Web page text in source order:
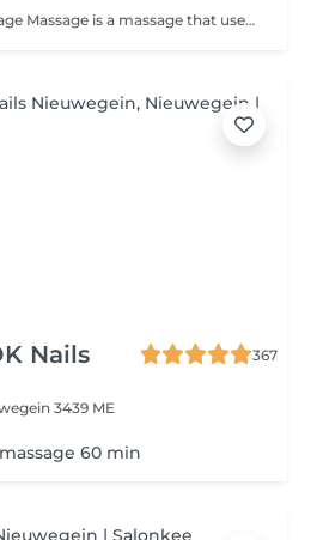
Manual Lymphatic Drainage Massage is a massage that uses light, rhythmic movements and focuses on stimulating the flow of lymphatic fluid. It massages the lymph nodes and lymphatic vessels, using pumping, stroking and light kneading techniques on the skin where the lymph nodes and lymphatic vessels are located. Lymphatic drainage massage or lymphatic drainage stimulates the lymph nodes. Lymph nodes are where toxins accumulate, causing edema. Lymphatic massage stimulates the lymph nodes, helping to expel toxins in the form of sweat and urine, relieving depression and reducing anxiety.
Nails
367
3439 ME
60 min